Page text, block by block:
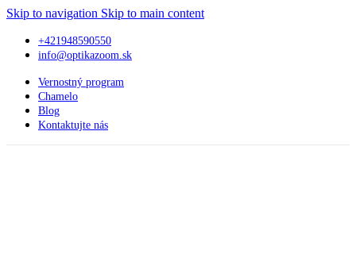
Skip to navigation Skip to main content
+421948590550
info@optikazoom.sk
Vernostný program
Chamelo
Blog
Kontaktujte nás